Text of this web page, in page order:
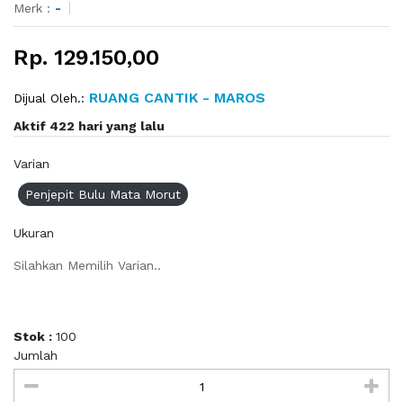
Merk : -
Rp. 129.150,00
Dijual Oleh.: RUANG CANTIK - MAROS
Aktif 422 hari yang lalu
Varian
Penjepit Bulu Mata Morut
Ukuran
Silahkan Memilih Varian..
Stok : 100
Jumlah